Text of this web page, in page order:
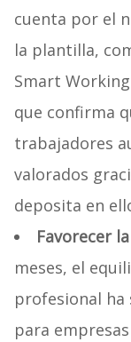
cuenta por el
la plantilla,
Smart
que confirma
trabajadores
valorados
deposita en
Favorecer
meses, el
profesional ha
para